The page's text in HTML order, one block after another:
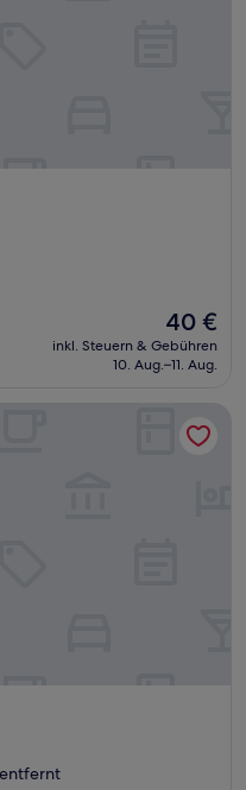
Der
Preis
beträgt
40 €
inkl. Steuern & Gebühren
10. Aug.–11. Aug.
entfernt